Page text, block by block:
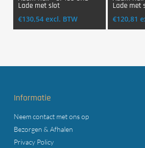
Login Voor Aankoop
Lade met slot
€130,54 excl. BTW
Login
Lade met
€120,81
Informatie
Neem contact met ons op
Bezorgen & Afhalen
Privacy Policy